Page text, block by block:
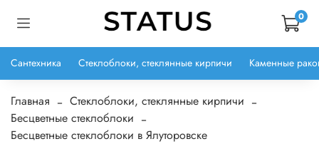
0
Сантехника Стеклоблоки, стеклянные кирпичи Каменные
Главная
Стеклоблоки, стеклянные кирпичи
Бесцветные стеклоблоки
Бесцветные стеклоблоки в Ялуторовске